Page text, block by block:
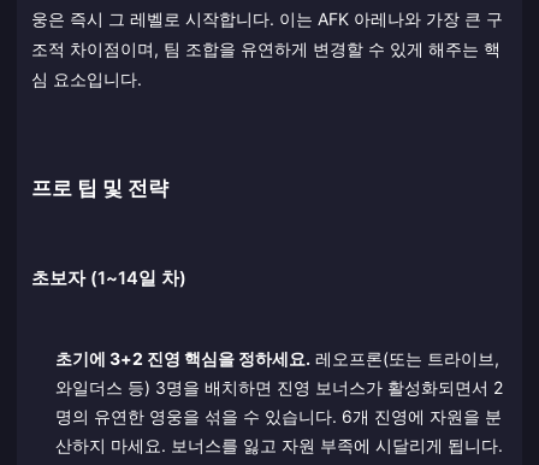
웅은 즉시 그 레벨로 시작합니다. 이는 AFK 아레나와 가장 큰 구
조적 차이점이며, 팀 조합을 유연하게 변경할 수 있게 해주는 핵
심 요소입니다.
프로 팁 및 전략
초보자 (1~14일 차)
초기에 3+2 진영 핵심을 정하세요. 레오프론(또는 트라이브,
와일더스 등) 3명을 배치하면 진영 보너스가 활성화되면서 2
명의 유연한 영웅을 섞을 수 있습니다. 6개 진영에 자원을 분
산하지 마세요. 보너스를 잃고 자원 부족에 시달리게 됩니다.